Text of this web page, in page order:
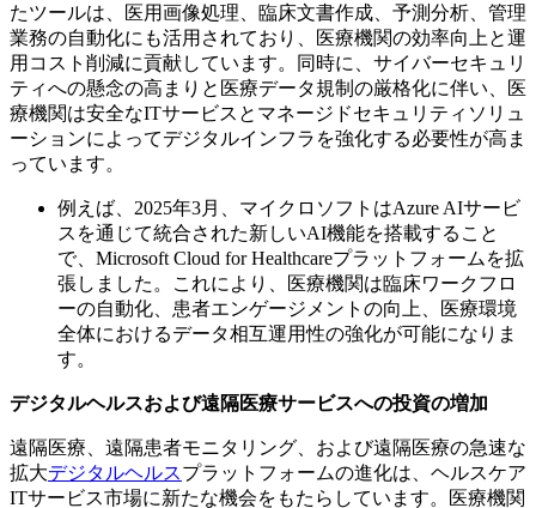
たツールは、医用画像処理、臨床文書作成、予測分析、管理
業務の自動化にも活用されており、医療機関の効率向上と運
用コスト削減に貢献しています。同時に、サイバーセキュリ
ティへの懸念の高まりと医療データ規制の厳格化に伴い、医
療機関は安全なITサービスとマネージドセキュリティソリュ
ーションによってデジタルインフラを強化する必要性が高ま
っています。
例えば、2025年3月、マイクロソフトはAzure AIサービ
スを通じて統合された新しいAI機能を搭載すること
で、Microsoft Cloud for Healthcareプラットフォームを拡
張しました。これにより、医療機関は臨床ワークフロ
ーの自動化、患者エンゲージメントの向上、医療環境
全体におけるデータ相互運用性の強化が可能になりま
す。
デジタルヘルスおよび遠隔医療サービスへの投資の増加
遠隔医療、遠隔患者モニタリング、および遠隔医療の急速な
拡大デジタルヘルスプラットフォームの進化は、ヘルスケア
ITサービス市場に新たな機会をもたらしています。医療機関